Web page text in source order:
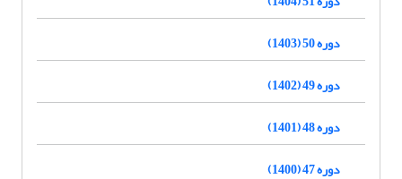
دوره 50 (1403)
دوره 49 (1402)
دوره 48 (1401)
دوره 47 (1400)